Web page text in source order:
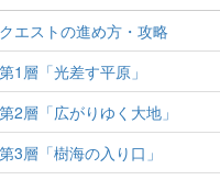
クエストの進め方・攻略
第1層「光差す平原」
第2層「広がりゆく大地」
第3層「樹海の入り口」